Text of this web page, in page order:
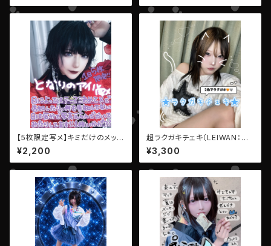
【5枚限定写メ】キミだけのメッセ
ージ写メ【AIBECK・となりのア
イル】
¥2,200
超ラクガキチェキ（LEIWAN：ユ
ウヒ・リコ）
¥3,300